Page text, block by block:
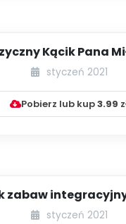
Kącik Pana
[cz. X]
styczeń 2021
Pobierz lub kup3.99
zabaw
4]
styczeń 2021